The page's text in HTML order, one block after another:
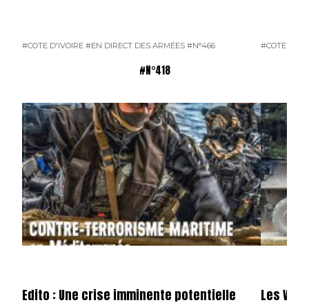
#COTE D'IVOIRE #EN DIRECT DES ARMÉES #N°466 #COTE
#N°418
Edito : Une crise imminente potentielle Les